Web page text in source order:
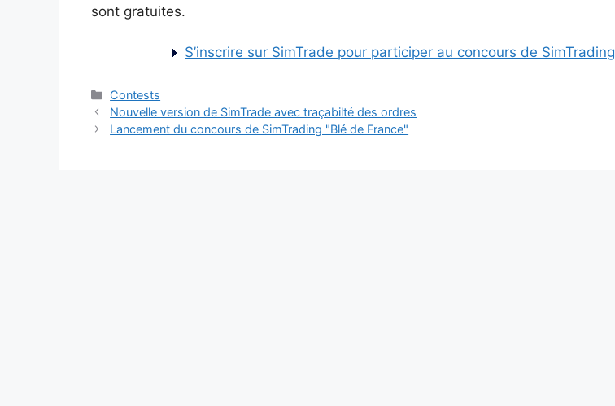
sont gratuites.
S’inscrire sur SimTrade pour participer au concours de SimTrading
Categories
Contests
Nouvelle version de SimTrade avec traçabilté des ordres
Lancement du concours de SimTrading "Blé de France"